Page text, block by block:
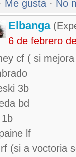
· Me gusta · No
Elbanga
6 de febrero
cf ( si
3b
bd
1b
lf
rf (si a voctoria